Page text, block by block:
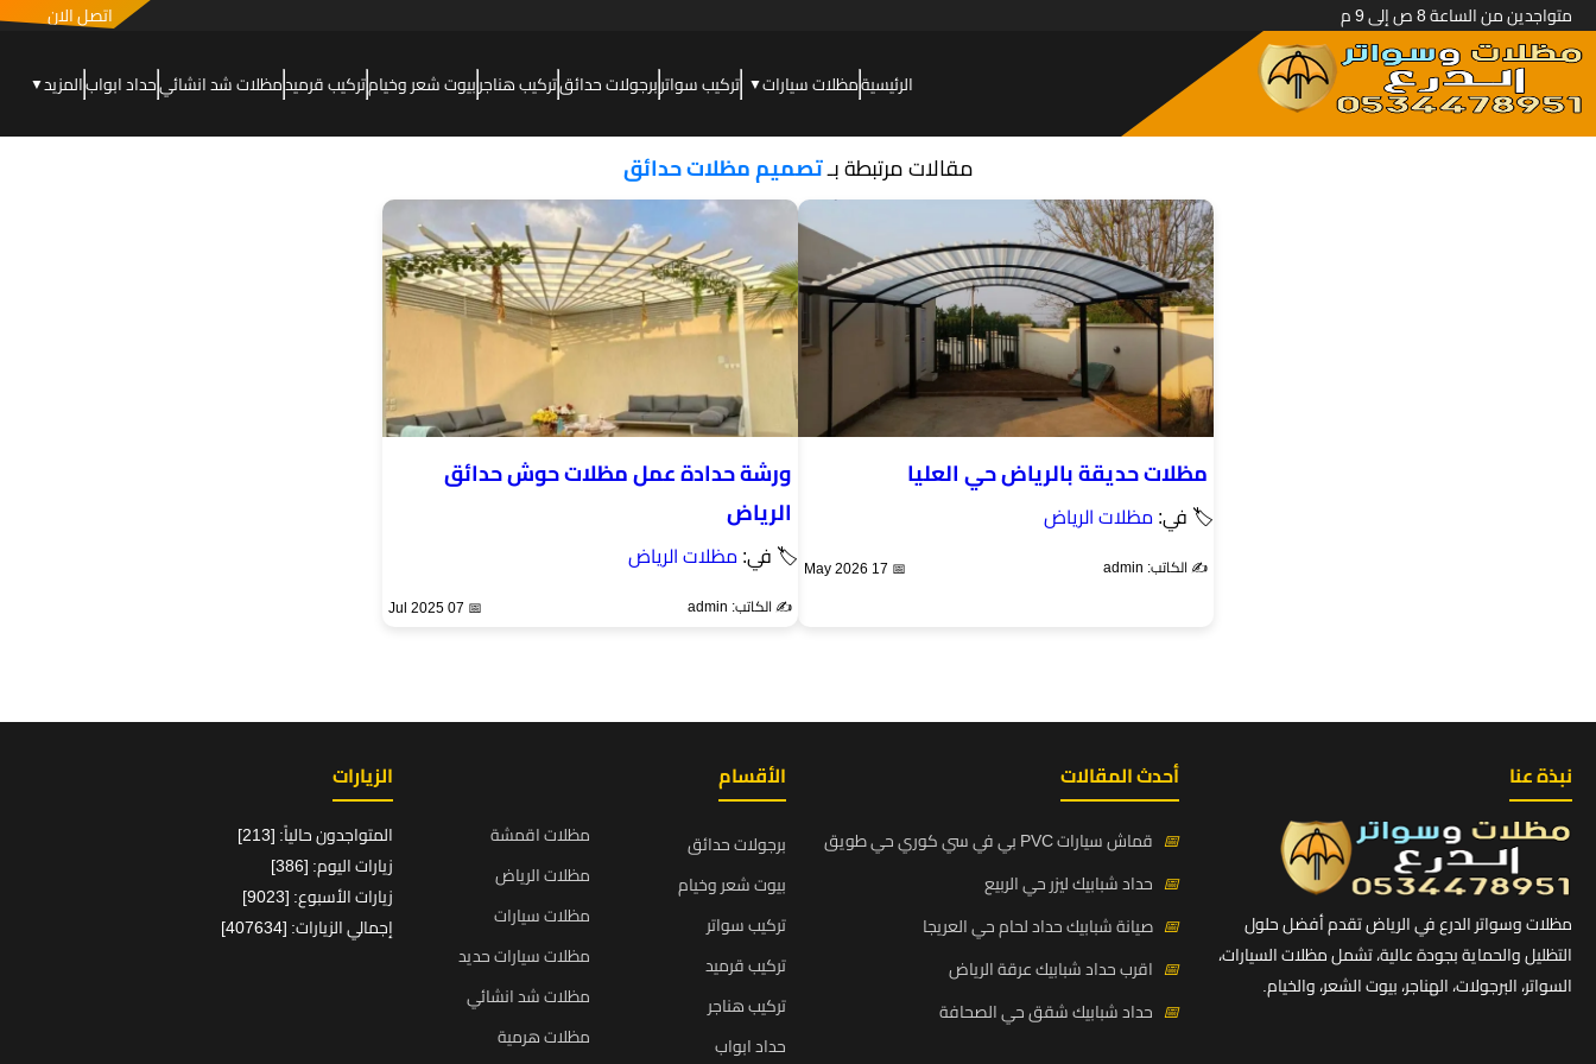
متواجدين من الساعة 8 ص إلى 9 م اتصل الان
الرئيسيةمظلات سيارات▼ تركيب سواتربرجولات حدائقتركيب هناجربيوت شعر وخيامتركيب قرميدمظلات شد انشائيحداد ابوابالمزيد▼
مقالات مرتبطة بـتصميم مظلات حدائق
مظلات حديقة بالرياض حي العليا
🏷 في: مظلات الرياض
✍️ الكاتب: admin 📅 17 May 2026
ورشة حدادة عمل مظلات حوش حدائق
الرياض
🏷 في: مظلات الرياض
✍️ الكاتب: admin 📅 07 Jul 2025
نبذة عنا
مظلات وسواتر الدرع في الرياض تقدم أفضل حلول
التظليل والحماية بجودة عالية، تشمل مظلات السيارات،
السواتر، البرجولات، الهناجر، بيوت الشعر، والخيام.
أحدث المقالات
📅 قماش سيارات PVC بي في سي كوري حي طويق
📅 حداد شبابيك ليزر حي الربيع
📅 صيانة شبابيك حداد لحام حي العريجا
📅 اقرب حداد شبابيك عرقة الرياض
📅 حداد شبابيك شقق حي الصحافة
الأقسام
برجولات حدائق
بيوت شعر وخيام
تركيب سواتر
تركيب قرميد
تركيب هناجر
حداد ابواب
مظلات اقمشة
مظلات الرياض
مظلات سيارات
مظلات سيارات حديد
مظلات شد انشائي
مظلات هرمية
الزيارات
المتواجدون حالياً: [213]
زيارات اليوم: [386]
زيارات الأسبوع: [9023]
إجمالي الزيارات: [407634]